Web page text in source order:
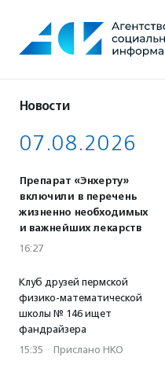
содержанию
Новости
07.08.2026
Препарат «Энхерту»
включили в перечень
жизненно необходимых
и важнейших лекарств
16:27
Клуб друзей пермской
физико-математической
школы № 146 ищет
фандрайзера
15:35 · Прислано НКО